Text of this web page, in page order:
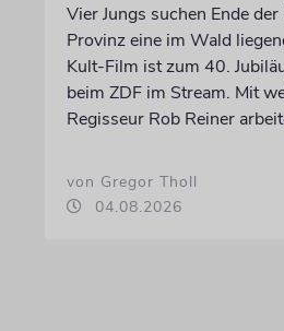
Vier Jungs suchen Ende
Provinz eine im Wald
Kult-Film ist zum 40.
beim ZDF im Stream. Mit
Regisseur Rob Reiner
von Gregor Tholl
04.08.2026